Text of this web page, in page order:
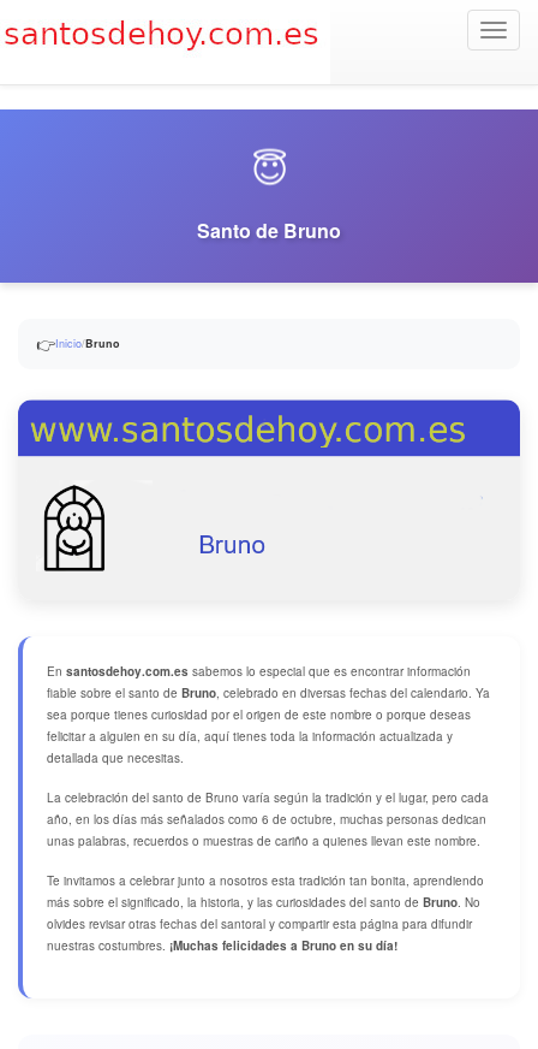
😇
Santo de Bruno
👉Inicio/Bruno
En santosdehoy.com.es sabemos lo especial que es encontrar información
fiable sobre el santo de Bruno, celebrado en diversas fechas del calendario. Ya
sea porque tienes curiosidad por el origen de este nombre o porque deseas
felicitar a alguien en su día, aquí tienes toda la información actualizada y
detallada que necesitas.
La celebración del santo de Bruno varía según la tradición y el lugar, pero cada
año, en los días más señalados como 6 de octubre, muchas personas dedican
unas palabras, recuerdos o muestras de cariño a quienes llevan este nombre.
Te invitamos a celebrar junto a nosotros esta tradición tan bonita, aprendiendo
más sobre el significado, la historia, y las curiosidades del santo de Bruno. No
olvides revisar otras fechas del santoral y compartir esta página para difundir
nuestras costumbres. ¡Muchas felicidades a Bruno en su día!